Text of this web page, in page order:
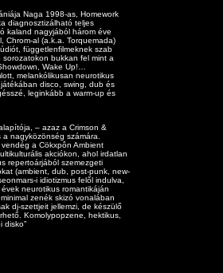
Naga 1998-as, Homework
diagnosztizálható teljes
kaland nagyjából három éve
Chrom-al (a.k.a. Torquemada)
függetlenfilmeknek szab
sorozatokon bukkan fel mint a
Wake Up!…
melankólikusan neurotikus
disco, swing, dub és
leginkább a warm-up és
– azaz a Crimson &
nagyközönség számára.
a Cökxpôn Ambient
akciókon, ahol irdatlan
repertoárjából szemezgeti
(ambient, dub, post-punk, new-
i idiotizmus felől indulva,
neurotikus romantikáján
zenék skizó vonalában
dj-szettjeit jellemzi, de készülő
Komolypopzene, hektikus,
disko”